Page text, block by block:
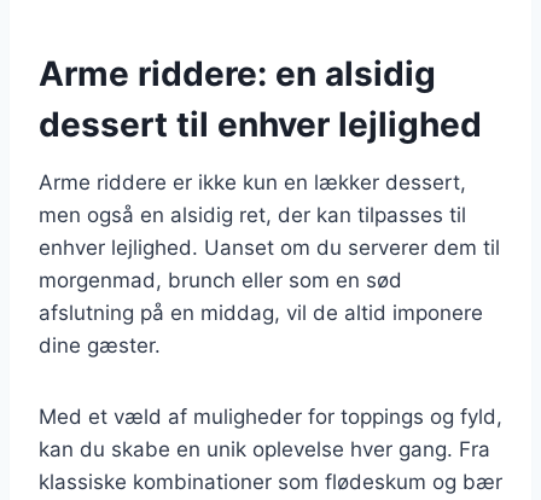
Arme riddere: en alsidig
dessert til enhver lejlighed
Arme riddere er ikke kun en lækker dessert,
men også en alsidig ret, der kan tilpasses til
enhver lejlighed. Uanset om du serverer dem til
morgenmad, brunch eller som en sød
afslutning på en middag, vil de altid imponere
dine gæster.
Med et væld af muligheder for toppings og fyld,
kan du skabe en unik oplevelse hver gang. Fra
klassiske kombinationer som flødeskum og bær